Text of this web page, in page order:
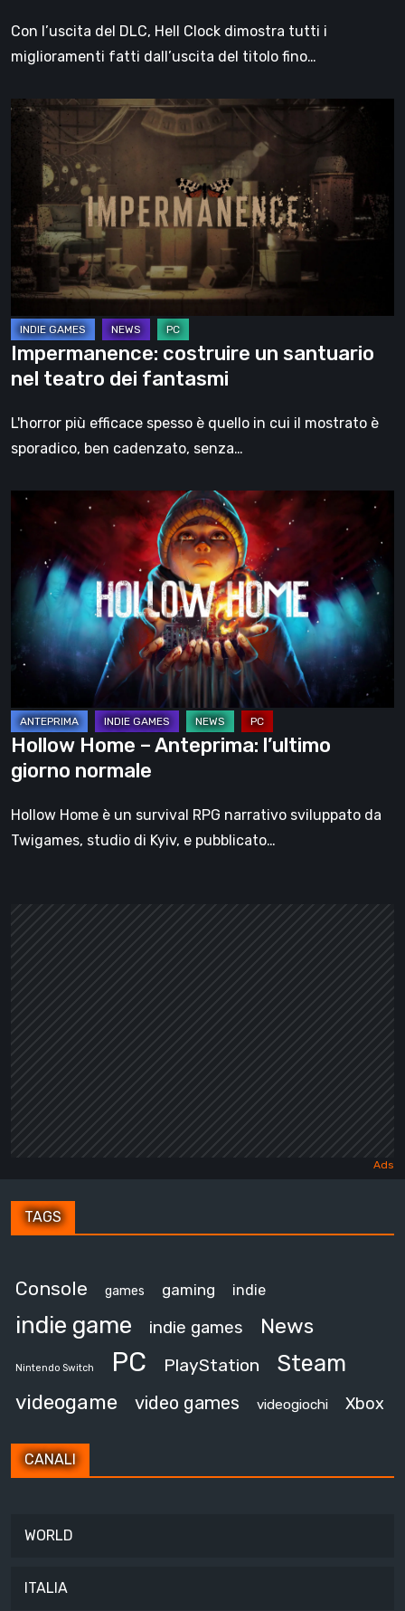
Con l’uscita del DLC, Hell Clock dimostra tutti i
miglioramenti fatti dall’uscita del titolo fino…
Impermanence:
costruire
santuario
nel
teatro
dei
fantasmi
Impermanence: costruire un santuario
nel teatro dei fantasmi
L'horror più efficace spesso è quello in cui il mostrato è
sporadico, ben cadenzato, senza…
Hollow
Home
Anteprima:
l’ultimo
giorno
normale
Hollow Home – Anteprima: l’ultimo
giorno normale
Hollow Home è un survival RPG narrativo sviluppato da
Twigames, studio di Kyiv, e pubblicato…
TAGS
Console games gaming indie
indie game indie games News
Nintendo Switch PC PlayStation Steam
videogame video games videogiochi Xbox
CANALI
WORLD
ITALIA